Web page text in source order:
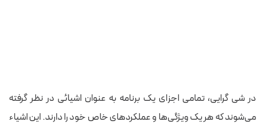
در شی‌ گرایی، تمامی اجزای یک برنامه به عنوان اشیائی در نظر گرفته
می‌شوند که هر یک ویژگی‌ها و عملکردهای خاص خود را دارند. این اشیاء